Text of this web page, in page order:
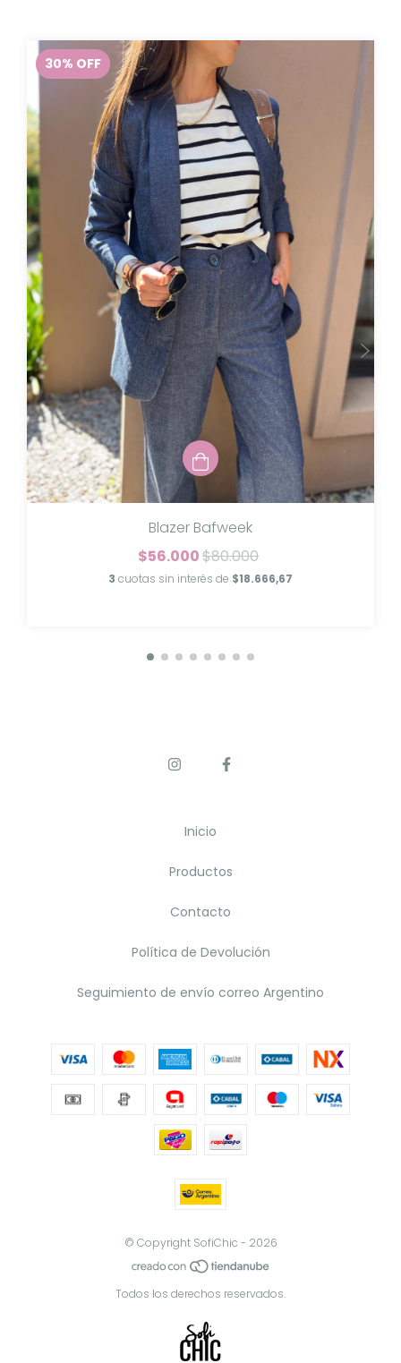
30% OFF
Blazer Bafweek
$56.000$80.000
3 cuotas sin interés de $18.666,67
Inicio
Productos
Contacto
Política de Devolución
Seguimiento de envío correo Argentino
© Copyright SofiChic - 2026
Todos los derechos reservados.